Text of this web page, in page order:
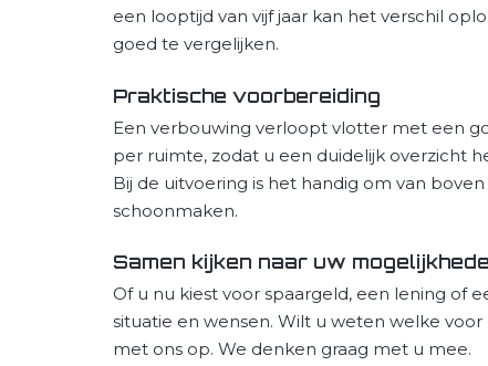
een looptijd van vijf jaar kan het verschil
goed te vergelijken.
Praktische voorbereiding
Een verbouwing verloopt vlotter met een
per ruimte, zodat u een duidelijk overzicht
Bij de uitvoering is het handig om van
schoonmaken.
Samen kijken naar uw
Of u nu kiest voor spaargeld, een lening of
situatie en wensen. Wilt u weten welke
met ons op. We denken graag met u mee.